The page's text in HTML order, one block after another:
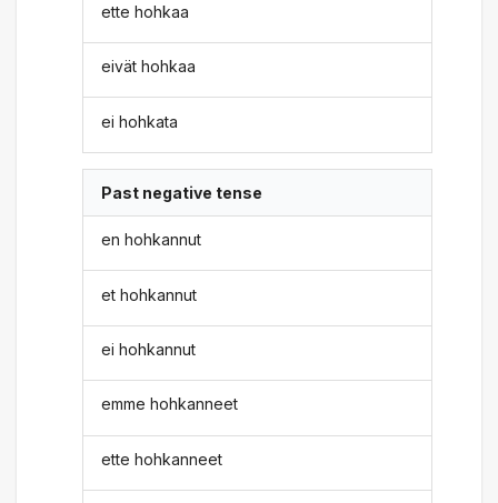
ette hohkaa
eivät hohkaa
ei hohkata
Past negative tense
en hohkannut
et hohkannut
ei hohkannut
emme hohkanneet
ette hohkanneet